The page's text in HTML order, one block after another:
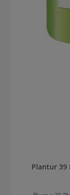
Plantur 39